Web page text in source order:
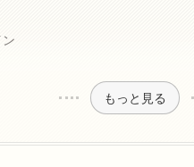
もっと見る